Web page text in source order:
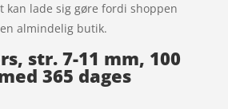
kan lade sig gøre fordi shoppen
almindelig butik.
str. 7-11 mm, 100
365 dages